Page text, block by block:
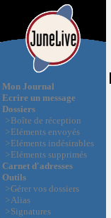
Mon Journal
Ecrire un message
Dossiers
>Boîte de réception
>Eléments envoyés
>Eléments indésirables
>Eléments supprimés
Carnet d'adresses
Outils
>Gérer vos dossiers
>Alias
>Signatures